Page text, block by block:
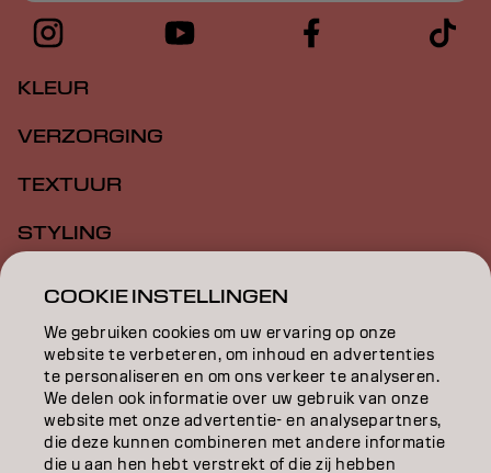
KLEUR
VERZORGING
TEXTUUR
STYLING
EDUCATION
OVER
SALONVINDER
COOKIE INSTELLINGEN
We gebruiken cookies om uw ervaring op onze
website te verbeteren, om inhoud en advertenties
te personaliseren en om ons verkeer te analyseren.
We delen ook informatie over uw gebruik van onze
website met onze advertentie- en analysepartners,
die deze kunnen combineren met andere informatie
die u aan hen hebt verstrekt of die zij hebben